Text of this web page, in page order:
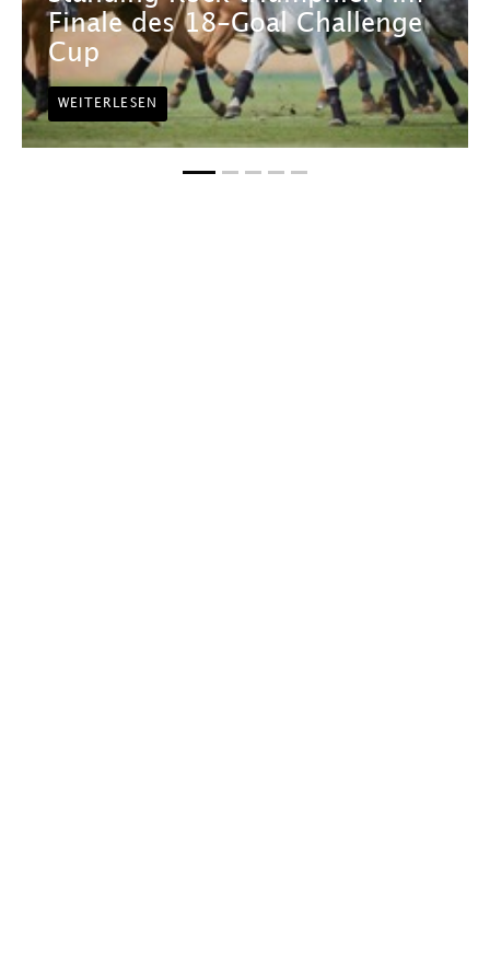
Finale des 18-Goal Challenge
Cup
WEITERLESEN